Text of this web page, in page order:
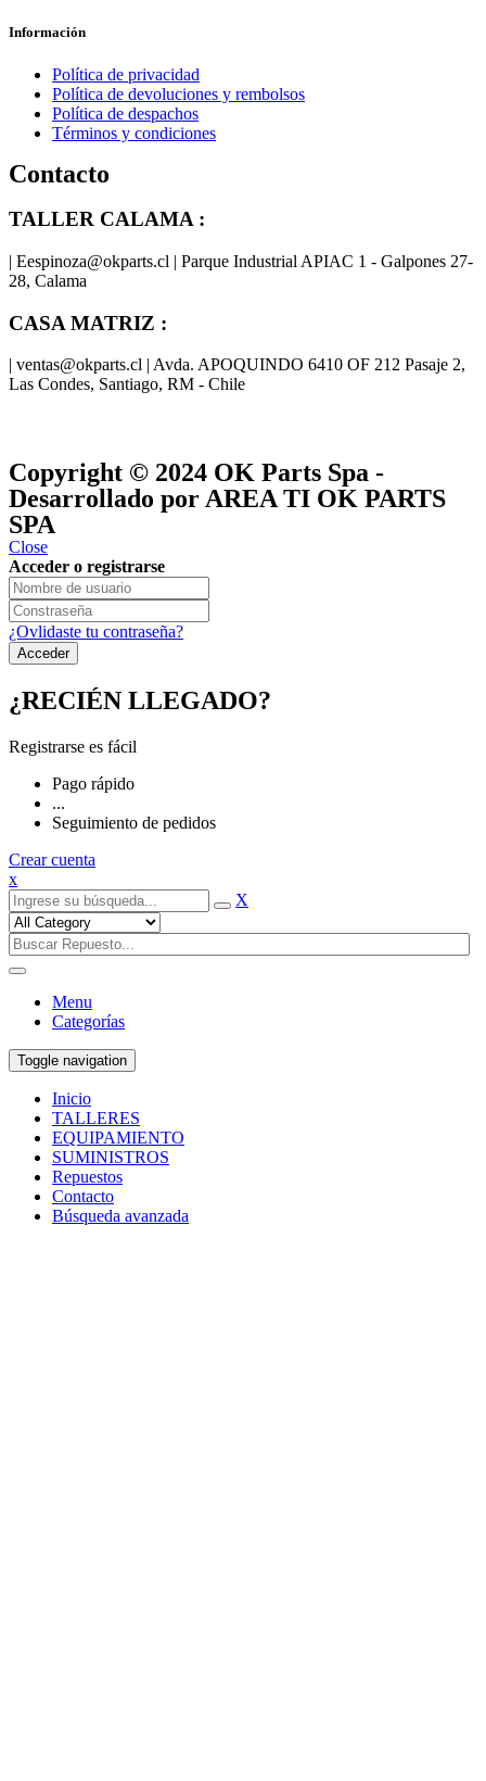
Información
Política de privacidad
Política de devoluciones y rembolsos
Política de despachos
Términos y condiciones
Contacto
TALLER CALAMA :
| Eespinoza@okparts.cl | Parque Industrial APIAC 1 - Galpones 27-
28, Calama
CASA MATRIZ :
| ventas@okparts.cl | Avda. APOQUINDO 6410 OF 212 Pasaje 2,
Las Condes, Santiago, RM - Chile
Copyright © 2024 OK Parts Spa -
Desarrollado por AREA TI OK PARTS
SPA
Close
Acceder o registrarse
¿Ovlidaste tu contraseña?
¿RECIÉN LLEGADO?
Registrarse es fácil
Pago rápido
...
Seguimiento de pedidos
Crear cuenta
x
X
Menu
Categorías
Toggle navigation
Inicio
TALLERES
EQUIPAMIENTO
SUMINISTROS
Repuestos
Contacto
Búsqueda avanzada